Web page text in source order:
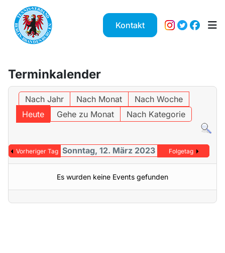
Kontakt
Terminkalender
Nach Jahr Nach Monat
Nach Woche
Heute
Gehe zu Monat Nach Kategorie
Vorheriger Tag Sonntag, 12. März 2023 Folgetag
Es wurden keine Events gefunden